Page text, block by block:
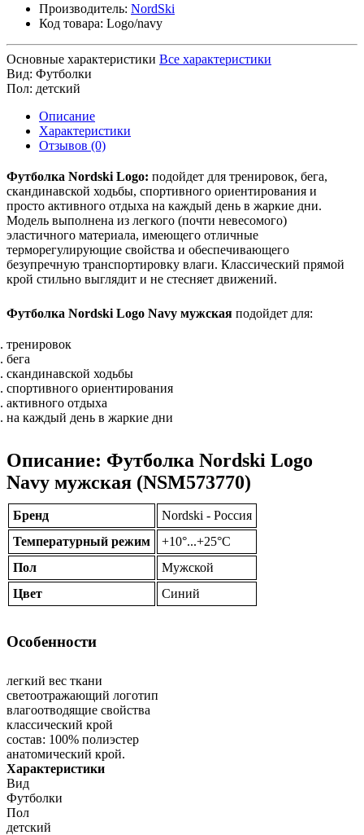
Производитель: NordSki
Код товара: Logo/navy
Основные характеристики Все характеристики
Вид: Футболки
Пол: детский
Описание
Характеристики
Отзывов (0)
Футболка Nordski Logo: подойдет для тренировок, бега,
скандинавской ходьбы, спортивного ориентирования и
просто активного отдыха на каждый день в жаркие дни.
Модель выполнена из легкого (почти невесомого)
эластичного материала, имеющего отличные
терморегулирующие свойства и обеспечивающего
безупречную транспортировку влаги. Классический прямой
крой стильно выглядит и не стесняет движений.
Футболка Nordski Logo Navy мужская подойдет для:
тренировок
бега
скандинавской ходьбы
спортивного ориентирования
активного отдыха
на каждый день в жаркие дни
Описание: Футболка Nordski Logo
Navy мужская (NSM573770)
Бренд
Nordski - Россия
Температурный режим
+10°...+25°С
Пол
Мужской
Цвет
Синий
Особенности
легкий вес ткани
светоотражающий логотип
влагоотводящие свойства
классический крой
состав: 100% полиэстер
анатомический крой.
Характеристики
Вид
Футболки
Пол
детский